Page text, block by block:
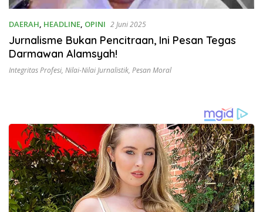
DAERAH, HEADLINE, OPINI 2 Juni 2025
Jurnalisme Bukan Pencitraan, Ini Pesan Tegas
Darmawan Alamsyah!
Integritas Profesi, Nilai-Nilai Jurnalistik, Pesan Moral